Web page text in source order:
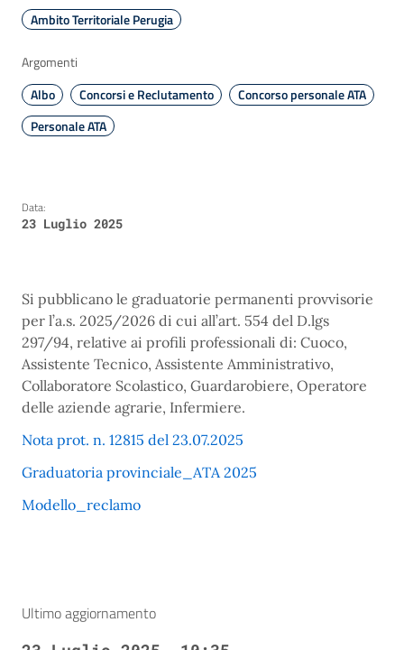
Ambito Territoriale Perugia
Argomenti
Albo
Concorsi e Reclutamento
Concorso personale ATA
Personale ATA
Data:
23 Luglio 2025
Si pubblicano le graduatorie permanenti provvisorie
per l’a.s. 2025/2026 di cui all’art. 554 del D.lgs
297/94, relative ai profili professionali di: Cuoco,
Assistente Tecnico, Assistente Amministrativo,
Collaboratore Scolastico, Guardarobiere, Operatore
delle aziende agrarie, Infermiere.
Nota prot. n. 12815 del 23.07.2025
Graduatoria provinciale_ATA 2025
Modello_reclamo
Ultimo aggiornamento